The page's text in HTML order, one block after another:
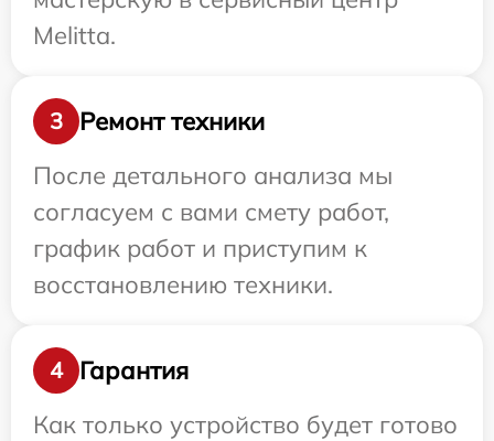
Melitta.
3
Ремонт техники
После детального анализа мы
согласуем с вами смету работ,
график работ и приступим к
восстановлению техники.
4
Гарантия
Как только устройство будет готово